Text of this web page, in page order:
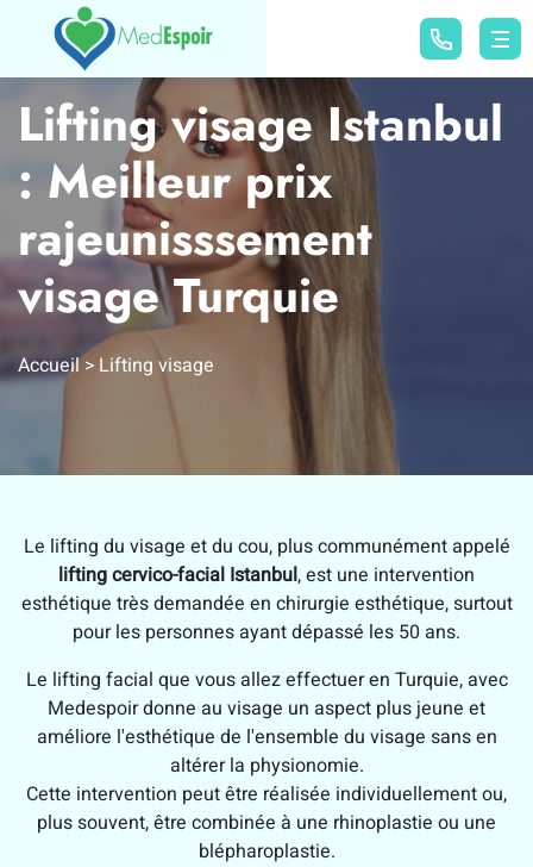
Lifting visage Istanbul
: Meilleur prix
rajeunisssement
visage Turquie
Accueil Lifting visage
Le lifting du visage et du cou, plus communément appelé
lifting cervico-facial Istanbul, est une intervention
esthétique très demandée en chirurgie esthétique, surtout
pour les personnes ayant dépassé les 50 ans.
Le lifting facial que vous allez effectuer en Turquie, avec
Medespoir donne au visage un aspect plus jeune et
améliore l'esthétique de l'ensemble du visage sans en
altérer la physionomie.
Cette intervention peut être réalisée individuellement ou,
plus souvent, être combinée à une rhinoplastie ou une
blépharoplastie.